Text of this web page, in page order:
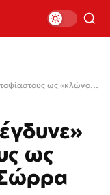
Ο «Δρ Χάρος» «έγδυνε» ανυποψίαστους ως «κλώνος» του Σώρρα
ως